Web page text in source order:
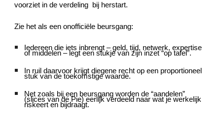
voorziet in de verdeling bij herstart.
Zie het als een onofficiële beursgang:
Iedereen die iets inbrengt – geld, tijd, netwerk, expertise
of middelen – legt een stukje van zijn inzet “op tafel”.
In ruil daarvoor krijgt diegene recht op een proportioneel
stuk van de toekomstige waarde.
Net zoals bij een beursgang worden de “aandelen”
(slices van de Pie) eerlijk verdeeld naar wat je werkelijk
riskeert en bijdraagt.